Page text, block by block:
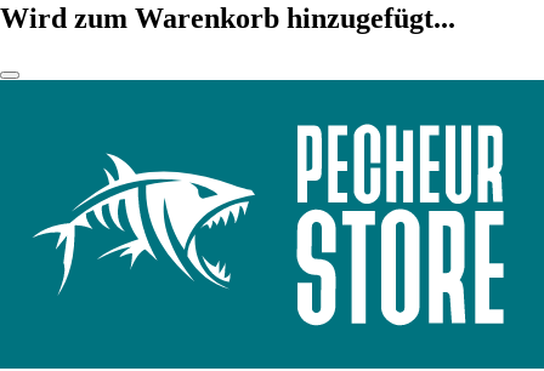
Wird zum Warenkorb hinzugefügt...